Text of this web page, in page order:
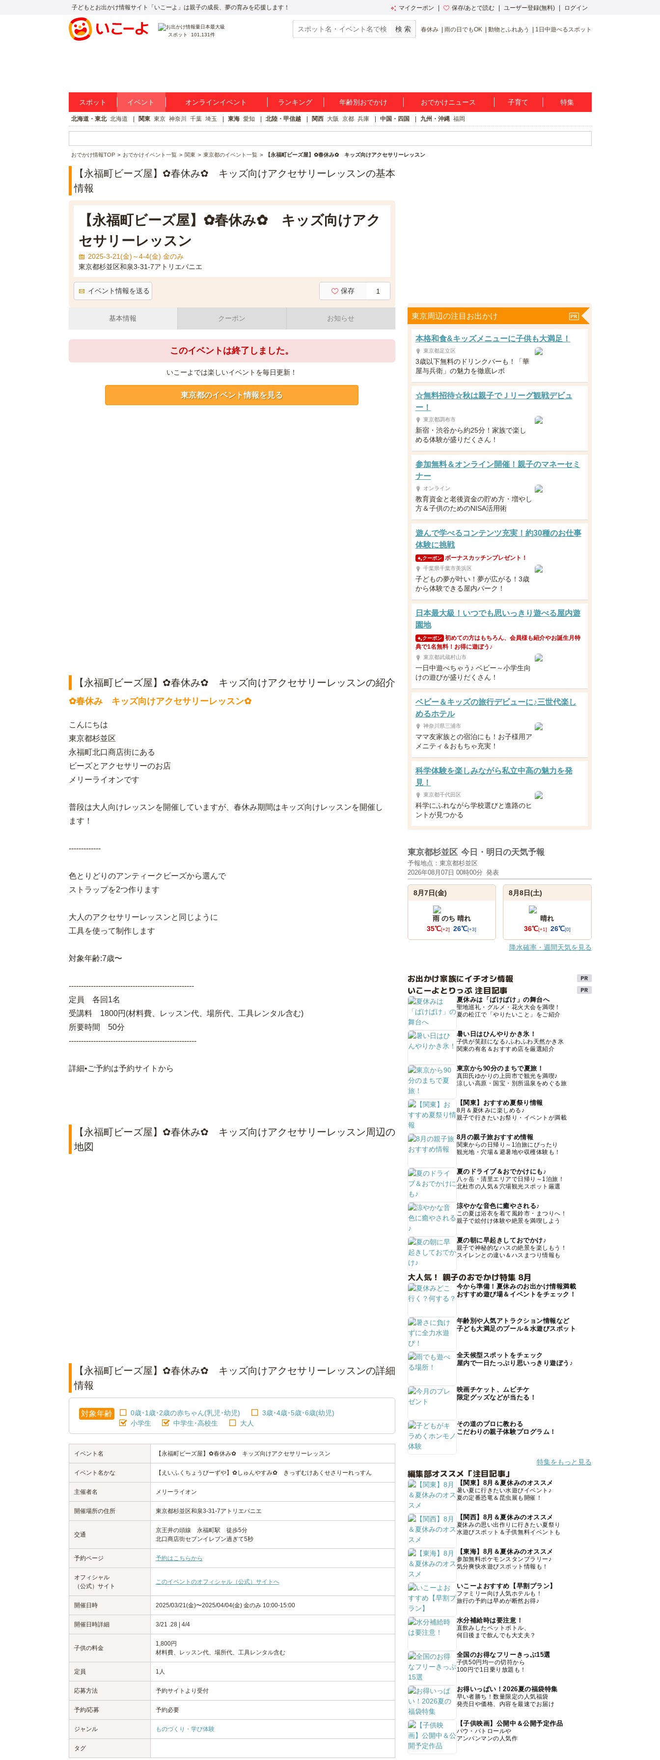
子どもとお出かけ情報サイト「いこーよ」は親子の成長、夢の育みを応援します！ マイクーポン 保存/あとで読む ユーザー登録(無料) ログイン
スポット 101,131件
春休み 雨の日でもOK 動物とふれあう 1日中遊べるスポット
スポット イベント オンラインイベント ランキング 年齢別おでかけ おでかけニュース 子育て 特集
北海道・東北 北海道 関東 東京 神奈川 千葉 埼玉 東海 愛知 北陸・甲信越 関西 大阪 京都 兵庫 中国・四国 九州・沖縄 福岡
おでかけ情報TOP おでかけイベント一覧 関東 東京都のイベント一覧 【永福町ビーズ屋】✿春休み✿ キッズ向けアクセサリーレッスン
【永福町ビーズ屋】✿春休み✿ キッズ向けアクセサリーレッスンの基本
情報
【永福町ビーズ屋】✿春休み✿ キッズ向けアク
セサリーレッスン
2025-3-21(金)～4-4(金) 金のみ
東京都杉並区和泉3-31-7アトリエパニエ
イベント情報を送る 保存 1
基本情報 クーポン お知らせ
このイベントは終了しました。
いこーよでは楽しいイベントを毎日更新！
東京都のイベント情報を見る
【永福町ビーズ屋】✿春休み✿ キッズ向けアクセサリーレッスンの紹介
✿春休み キッズ向けアクセサリーレッスン✿
こんにちは
東京都杉並区
永福町北口商店街にある
ビーズとアクセサリーのお店
メリーライオンです
普段は大人向けレッスンを開催していますが、春休み期間はキッズ向けレッスンを開催し
ます！
-------------
色とりどりのアンティークビーズから選んで
ストラップを2つ作ります
大人のアクセサリーレッスンと同じように
工具を使って制作します
対象年齢:7歳〜
---------------------------------------------------
定員 各回1名
受講料 1800円(材料費、レッスン代、場所代、工具レンタル含む)
所要時間 50分
----------------------------------------------------
詳細•ご予約は予約サイトから
【永福町ビーズ屋】✿春休み✿ キッズ向けアクセサリーレッスン周辺の
地図
【永福町ビーズ屋】✿春休み✿ キッズ向けアクセサリーレッスンの詳細
情報
対象年齢 0歳･1歳･2歳の赤ちゃん(乳児･幼児)
3歳･4歳･5歳･6歳(幼児)
小学生
中学生･高校生 大人
イベント名 【永福町ビーズ屋】✿春休み✿ キッズ向けアクセサリーレッスン
イベント名かな 【えいふくちょうびーずや】✿しゅんやすみ✿ きっずむけあくせさりーれっすん
主催者名 メリーライオン
開催場所の住所 東京都杉並区和泉3-31-7アトリエパニエ
交通
京王井の頭線 永福町駅 徒歩5分
北口商店街セブンイレブン過ぎて5秒
予約ページ 予約はこちらから
オフィシャル
（公式）サイト
このイベントのオフィシャル（公式）サイトへ
開催日時 2025/03/21(金)〜2025/04/04(金) 金のみ 10:00-15:00
開催日時詳細 3/21 .28 | 4/4
子供の料金
1,800円
材料費、レッスン代、場所代、工具レンタル含む
定員 1人
応募方法 予約サイトより受付
予約/応募 予約必要
ジャンル ものづくり・学び体験
タグ
東京周辺の注目お出かけ
本格和食&キッズメニューに子供も大満足！
東京都足立区
3歳以下無料のドリンクバーも！「華
屋与兵衛」の魅力を徹底レポ
☆無料招待☆秋は親子でＪリーグ観戦デビュ
ー！
東京都調布市
新宿・渋谷から約25分！家族で楽し
める体験が盛りだくさん！
参加無料＆オンライン開催！親子のマネーセミ
ナー
オンライン
教育資金と老後資金の貯め方・増やし
方＆子供のためのNISA活用術
遊んで学べるコンテンツ充実！約30種のお仕事
体験に挑戦
クーポン ボーナスカッチンプレゼント！
千葉県千葉市美浜区
子どもの夢が叶い！夢が広がる！3歳
から体験できる屋内パーク！
日本最大級！いつでも思いっきり遊べる屋内遊
園地
クーポン 初めての方はもちろん、会員様も紹介やお誕生月特
典で1名無料！お得に遊ぼう♪
東京都武蔵村山市
一日中遊べちゃう♪ ベビー～小学生向
けの遊びが盛りだくさん！
ベビー＆キッズの旅行デビューに♪三世代楽し
めるホテル
神奈川県三浦市
ママ友家族との宿泊にも！お子様用ア
メニティ＆おもちゃ充実！
科学体験を楽しみながら私立中高の魅力を発
見！
東京都千代田区
科学にふれながら学校選びと進路のヒ
ントが見つかる
東京都杉並区 今日・明日の天気予報
予報地点：東京都杉並区
2026年08月07日 00時00分 発表
8月7日(金)
雨 のち 晴れ
35℃[+2] 26℃[+3]
8月8日(土)
晴れ
36℃[+1] 26℃[0]
降水確率・週間天気を見る
お出かけ家族にイチオシ情報
いこーよとりっぷ 注目記事
夏休みは「ばけばけ」の舞台へ
聖地巡礼・グルメ・花火大会を満喫！
夏の松江で「やりたいこと」をご紹介
暑い日はひんやりかき氷！
子供が笑顔になる♪ふわふわ天然かき氷
関東の有名＆おすすめ店を厳選紹介
東京から90分のまちで夏旅！
真田氏ゆかりの上田市で観光を満喫♪
涼しい高原・国宝・別所温泉をめぐる旅
【関東】おすすめ夏祭り情報
8月＆夏休みに楽しめる♪
親子で行きたいお祭り・イベントが満載
8月の親子旅おすすめ情報
関東からの日帰り～1泊旅にぴったり
観光地・穴場＆避暑地や収穫体験も！
夏のドライブ＆おでかけにも♪
八ヶ岳・清里エリアで日帰り～1泊旅！
北杜市の人気＆穴場観光スポット厳選
涼やかな音色に癒やされる♪
この夏は浴衣を着て風鈴市・まつりへ！
親子で絵付け体験や絶景を満喫しよう
夏の朝に早起きしておでかけ♪
親子で神秘的なハスの絶景を楽しもう！
スイレンとの違い＆ハスまつり情報も
大人気！ 親子のおでかけ特集 8月
今から準備！夏休みのお出かけ情報満載
おすすめ遊び場＆イベントをチェック！
年齢別や人気アトラクション情報など
子ども大満足のプール＆水遊びスポット
全天候型スポットをチェック
屋内で一日たっぷり思いっきり遊ぼう♪
映画チケット、ムビチケ
限定グッズなどが当たる！
その道のプロに教わる
こだわりの親子体験プログラム！
特集をもっと見る
編集部オススメ「注目記事」
【関東】8月＆夏休みのオススメ
暑い夏に行きたい水遊びイベント♪
夏の定番恐竜＆昆虫展も開催！
【関西】8月＆夏休みのオススメ
夏休みの思い出作りに行きたい夏祭り
水遊びスポット＆子供無料イベントも
【東海】8月＆夏休みのオススメ
参加無料ポケモンスタンプラリー♪
気分爽快水遊びスポット情報も！
いこーよおすすめ【早割プラン】
ファミリー向け人気ホテルも！
旅行の予約は早めが断然お得♪
水分補給時は要注意！
直飲みしたペットボトル、
何日後まで飲んでも大丈夫？
全国のお得なフリーきっぷ15選
子供50円均一の切符から
100円で1日乗り放題も！
お得いっぱい！2026夏の福袋特集
早い者勝ち！数量限定の人気福袋
発売日や価格、内容を最速でお届け
【子供映画】公開中＆公開予定作品
パウ・パトロールや
アンパンマンの人気作